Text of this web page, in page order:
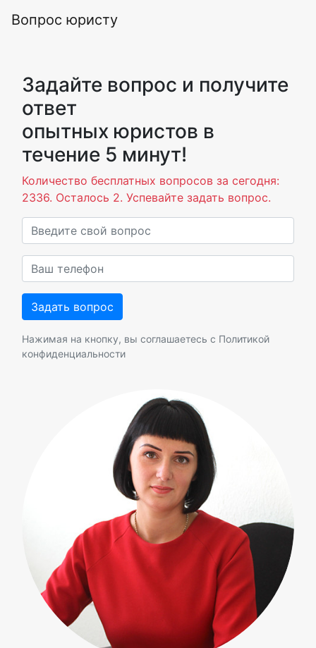
Вопрос юристу
Задайте вопрос и получите
ответ
опытных юристов в
течение 5 минут!
Количество бесплатных вопросов за сегодня:
2336. Осталось 2. Успевайте задать вопрос.
Нажимая на кнопку, вы соглашаетесь с Политикой
конфиденциальности